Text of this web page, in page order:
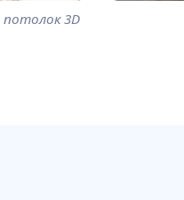
потолок 3D